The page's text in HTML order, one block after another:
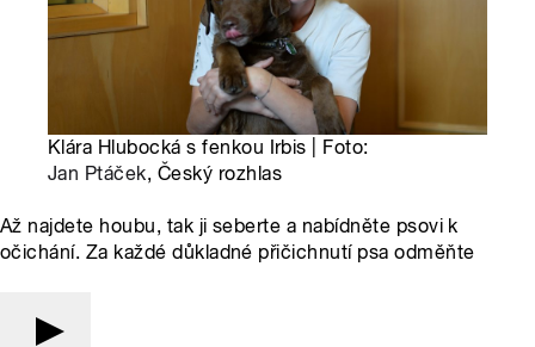
Klára Hlubocká s fenkou Irbis | Foto:
Jan Ptáček, Český rozhlas
Až najdete houbu, tak ji seberte a nabídněte psovi k
očichání. Za každé důkladné přičichnutí psa odměňte